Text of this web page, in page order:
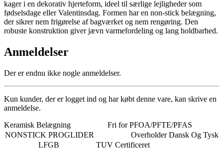
kager i en dekorativ hjerteform, ideel til særlige lejligheder som
fødselsdage eller Valentinsdag. Formen har en non-stick belægning,
der sikrer nem frigørelse af bagværket og nem rengøring. Den
robuste konstruktion giver jævn varmefordeling og lang holdbarhed.
Anmeldelser
Der er endnu ikke nogle anmeldelser.
Kun kunder, der er logget ind og har købt denne vare, kan skrive en
anmeldelse.
Keramisk Belægning
Fri for PFOA/PFTE/PFAS
NONSTICK PROGLIDER
Overholder Dansk Og Tysk
LFGB
TUV Certificeret